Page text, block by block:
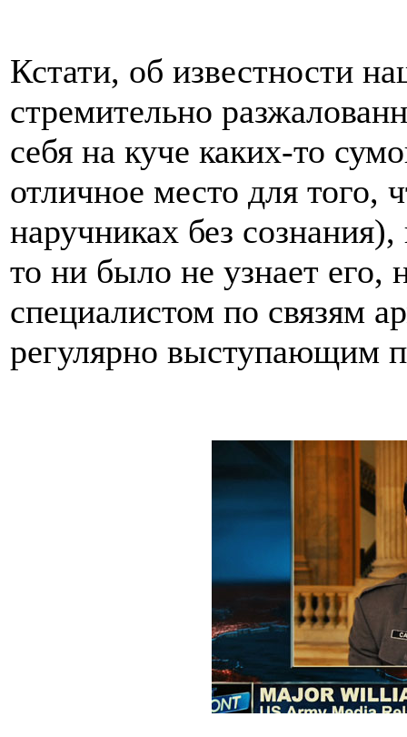
Кстати, об известности
стремительно
себя на куче каких-то
отличное место для того,
наручниках без
то ни было не узнает его,
специалистом по связям
регулярно выступающим